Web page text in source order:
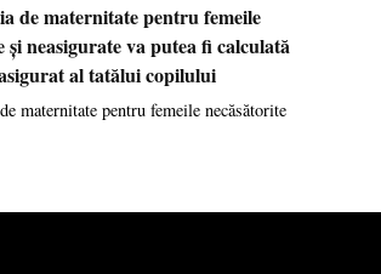
de maternitate pentru femeile
și neasigurate va putea fi calculată
al tatălui copilului
maternitate pentru femeile necăsătorite